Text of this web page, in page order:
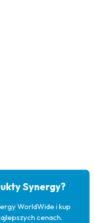
Synergy?
WorldWide i kup
cenach.